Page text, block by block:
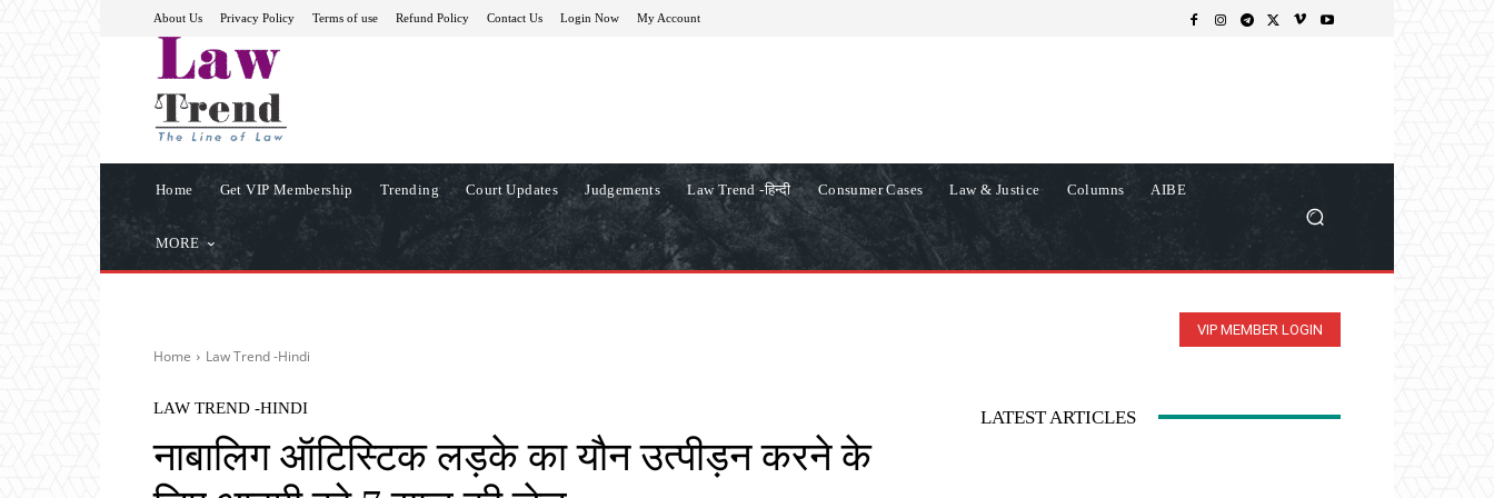
About Us Privacy Policy Terms of use Refund Policy Contact Us Login Now My Account
Home Get VIP Membership Trending Court Updates Judgements Law Trend -हिन्दी Consumer Cases Law & Justice Columns AIBE
MORE
VIP MEMBER LOGIN
Home Law Trend -Hindi
LAW TREND -HINDI
नाबालिग ऑटिस्टिक लड़के का यौन उत्पीड़न करने के
LATEST ARTICLES